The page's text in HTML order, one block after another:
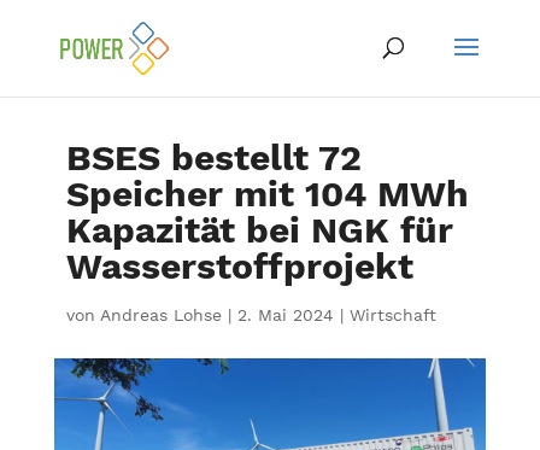
BSES bestellt 72
Speicher mit 104 MWh
Kapazität bei NGK für
Wasserstoffprojekt
von Andreas Lohse| 2. Mai 2024 | Wirtschaft